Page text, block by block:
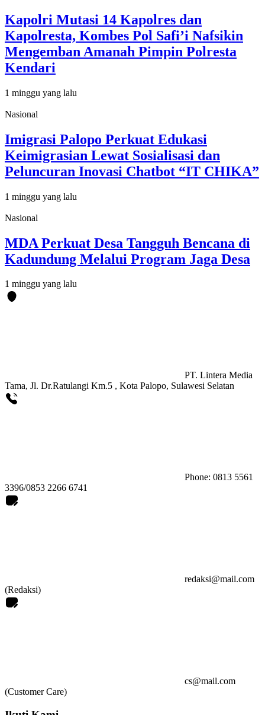
Kapolri Mutasi 14 Kapolres dan
Kapolresta, Kombes Pol Safi’i Nafsikin
Mengemban Amanah Pimpin Polresta
Kendari
1 minggu yang lalu
Nasional
Imigrasi Palopo Perkuat Edukasi
Keimigrasian Lewat Sosialisasi dan
Peluncuran Inovasi Chatbot “IT CHIKA”
1 minggu yang lalu
Nasional
MDA Perkuat Desa Tangguh Bencana di
Kadundung Melalui Program Jaga Desa
1 minggu yang lalu
PT. Lintera Media
Tama, Jl. Dr.Ratulangi Km.5 , Kota Palopo, Sulawesi Selatan
Phone: 0813 5561
3396/0853 2266 6741
redaksi@mail.com
(Redaksi)
cs@mail.com
(Customer Care)